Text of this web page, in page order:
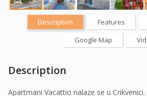
Description Features
Google Map
Description
Apartmani Vacattio nalaze se u